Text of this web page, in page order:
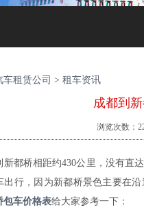
租赁公司 > 租车资讯
成都到
浏览次数：
桥相距约430公里，没有直达
出行，因为新都桥景色主要在
包车价格表给大家参考一下：